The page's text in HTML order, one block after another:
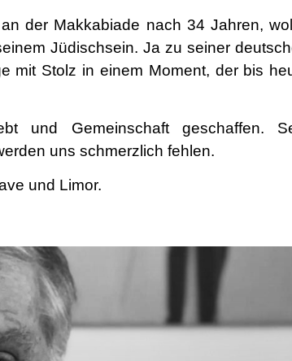
der Makkabiade nach 34 Jahren,
Jüdischsein. Ja zu seiner
mit Stolz in einem Moment, der bis
und Gemeinschaft geschaffen.
uns schmerzlich fehlen.
und Limor.